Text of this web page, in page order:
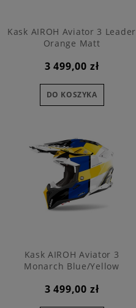
Kask AIROH Aviator 3 Leader
Orange Matt
3 499,00 zł
DO KOSZYKA
Kask AIROH Aviator 3
Monarch Blue/Yellow
3 499,00 zł